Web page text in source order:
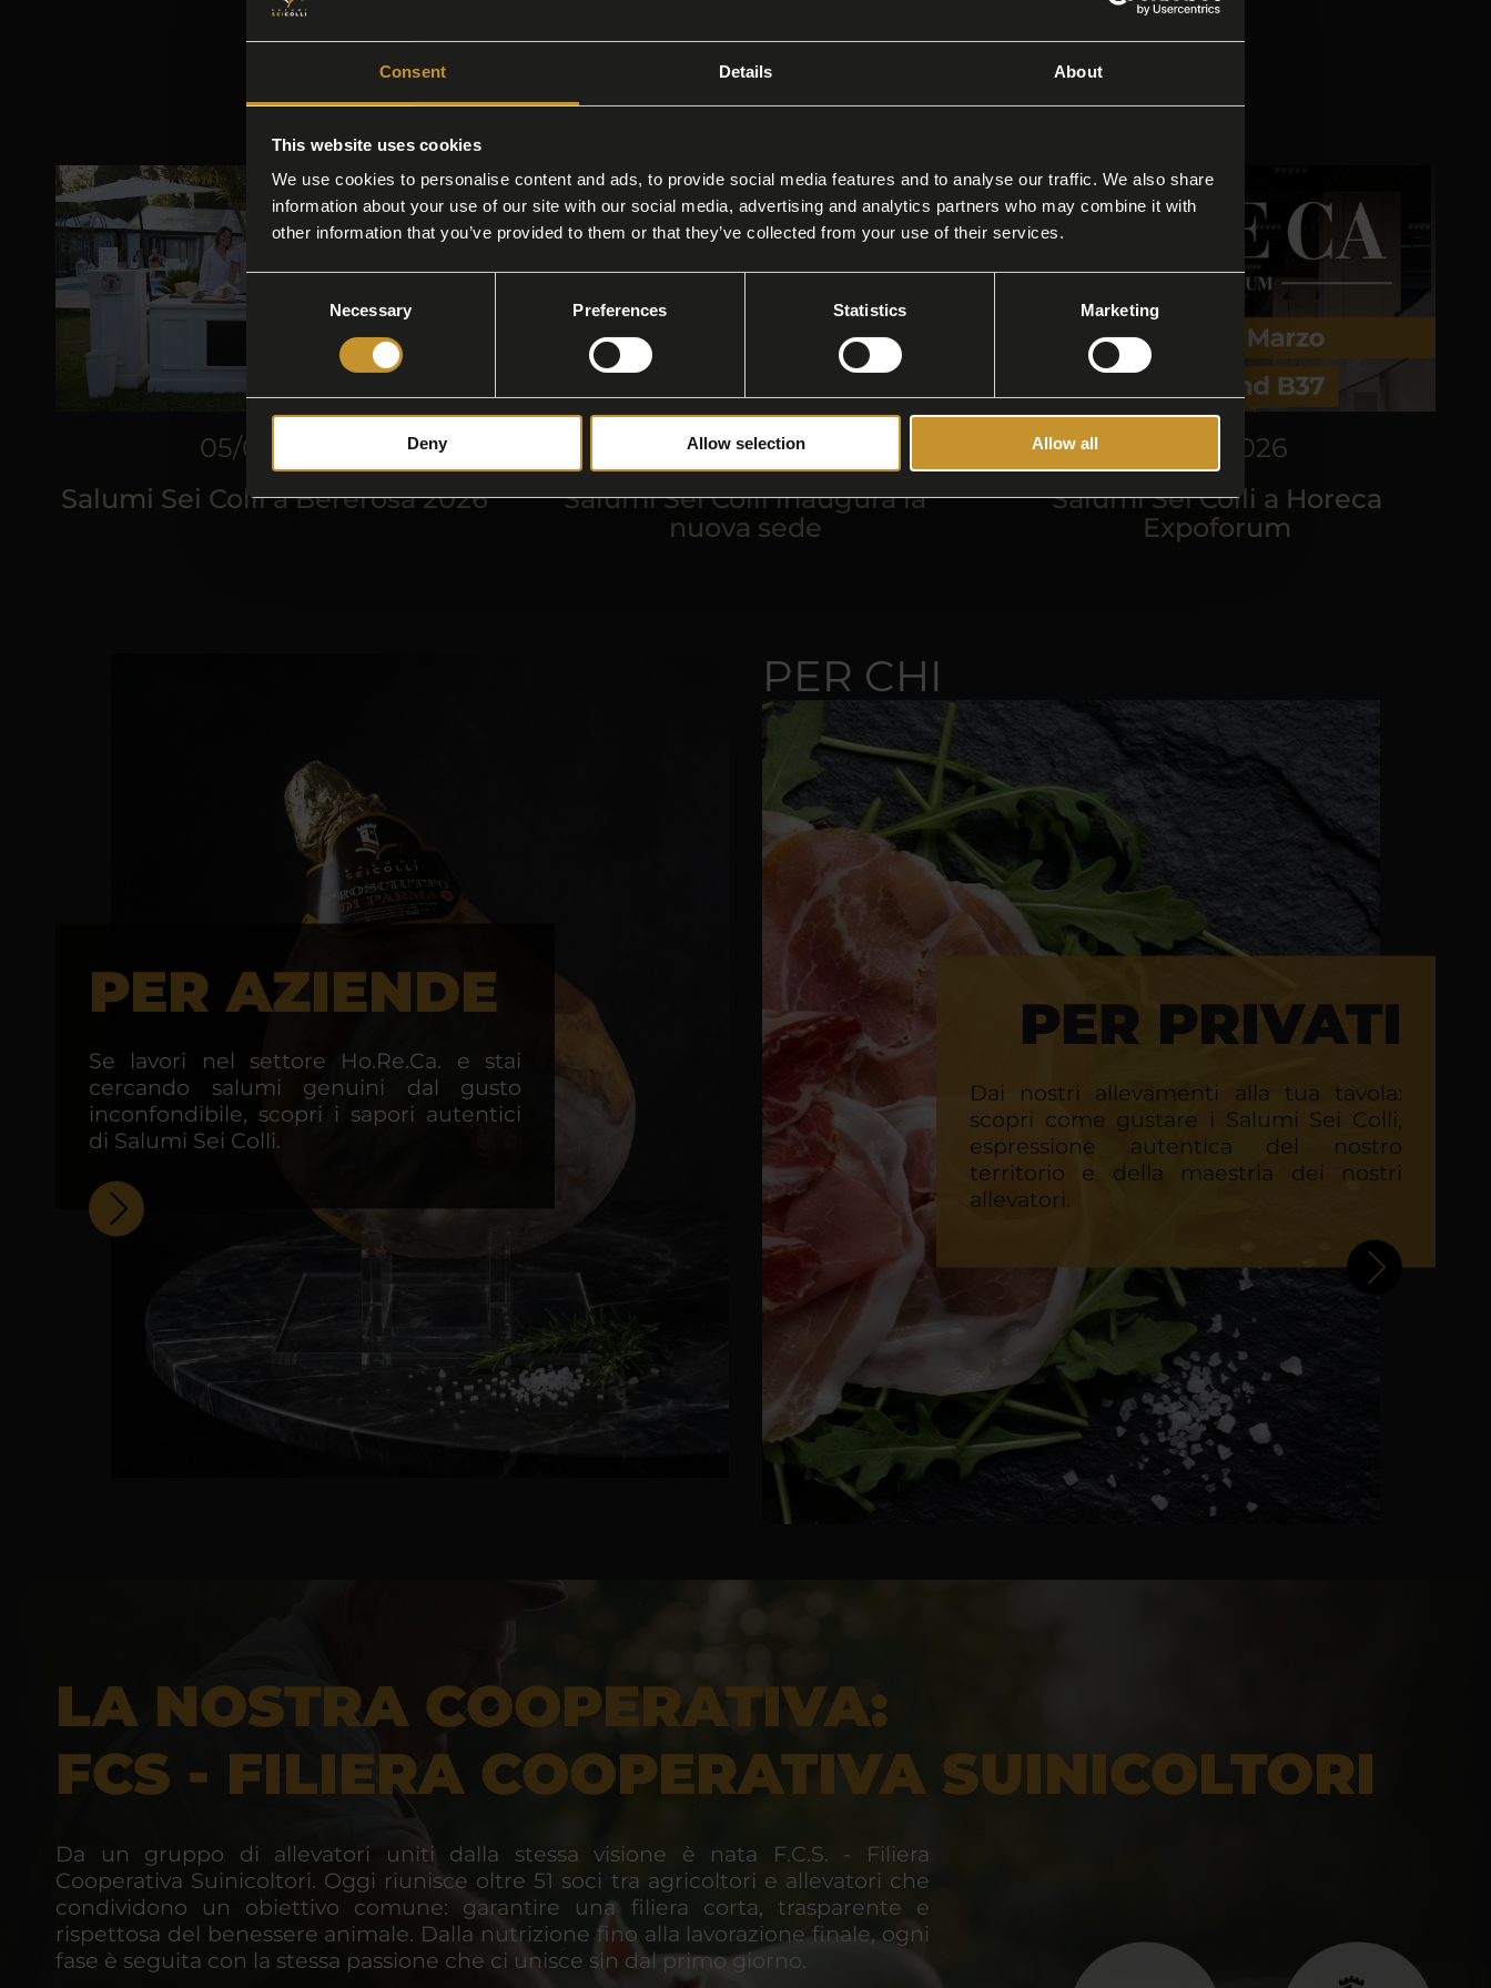
Consent Details About
This website uses cookies
We use cookies to personalise content and ads, to provide social media features and to analyse our traffic. We also share
information about your use of our site with our social media, advertising and analytics partners who may combine it with
other information that you’ve provided to them or that they’ve collected from your use of their services.
Selection
Necessary Preferences Statistics Marketing
Deny Allow selection Allow all
05/07/2026
Salumi Sei Colli a Bererosa 2026
24/04/2026
Salumi Sei Colli inaugura la
nuova sede
15/03/2026
Salumi Sei Colli a Horeca
Expoforum
PER CHI
PER AZIENDE
Se lavori nel settore Ho.Re.Ca. e stai
cercando salumi genuini dal gusto
inconfondibile, scopri i sapori autentici
di Salumi Sei Colli.
PER PRIVATI
Dai nostri allevamenti alla tua tavola:
scopri come gustare i Salumi Sei Colli,
espressione autentica del nostro
territorio e della maestria dei nostri
allevatori.
LA NOSTRA COOPERATIVA:
FCS - FILIERA COOPERATIVA SUINICOLTORI
Da un gruppo di allevatori uniti dalla stessa visione è nata F.C.S. - Filiera
Cooperativa Suinicoltori. Oggi riunisce oltre 51 soci tra agricoltori e allevatori che
condividono un obiettivo comune: garantire una filiera corta, trasparente e
rispettosa del benessere animale. Dalla nutrizione fino alla lavorazione finale, ogni
fase è seguita con la stessa passione che ci unisce sin dal primo giorno.